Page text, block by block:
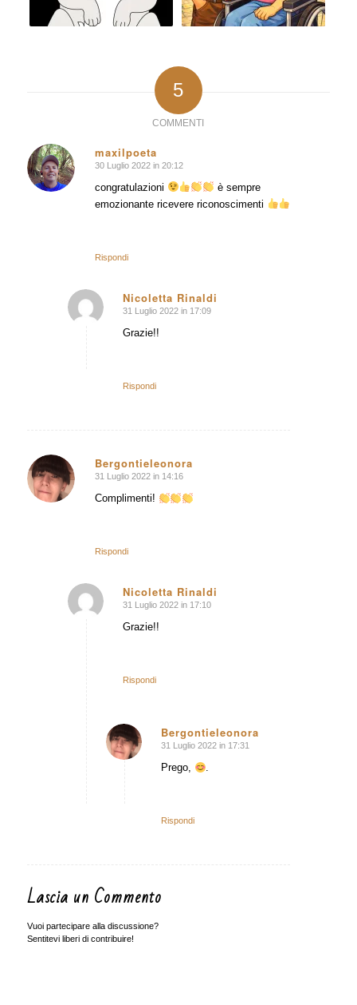
5
COMMENTI
maxilpoeta
dice:
30 Luglio 2022 in 20:12
congratulazioni
è sempre
emozionante ricevere riconoscimenti
Rispondi
Nicoletta Rinaldi
dice:
31 Luglio 2022 in 17:09
Grazie!!
Rispondi
Bergontieleonora
dice:
31 Luglio 2022 in 14:16
Complimenti!
Rispondi
Nicoletta Rinaldi
dice:
31 Luglio 2022 in 17:10
Grazie!!
Rispondi
Bergontieleonora
dice:
31 Luglio 2022 in 17:31
Prego, .
Rispondi
Lascia un Commento
Vuoi partecipare alla discussione?
Sentitevi liberi di contribuire!